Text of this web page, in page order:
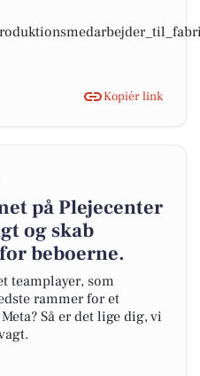
Kopiér link
på Plejecenter
og skab
beboerne.
teamplayer, som
rammer for et
Så er det lige dig, vi